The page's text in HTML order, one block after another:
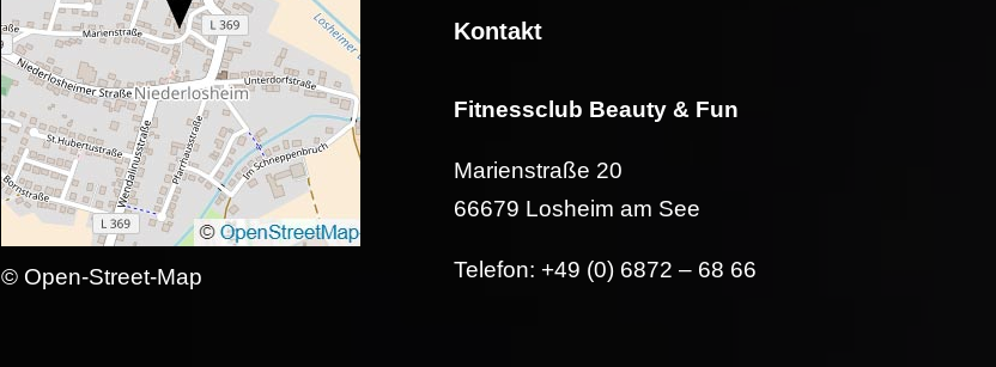
© Open-Street-Map
Kontakt
Fitnessclub Beauty & Fun
Marienstraße 20
66679 Losheim am See
Telefon: +49 (0) 6872 – 68 66